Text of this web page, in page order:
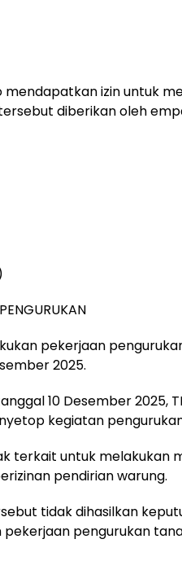
mendapatkan izin untuk
diberikan oleh
pekerjaan
2025.
10 Desember 2025,
kegiatan
terkait untuk melakukan
pendirian warung.
tidak dihasilkan
pengurukan